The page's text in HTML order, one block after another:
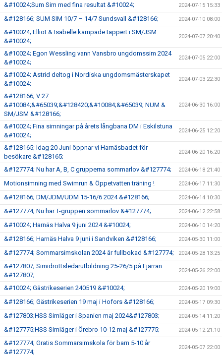
&#10024;Sum Sim med fina resultat &#10024; 2024-07-15 15:33
&#128166; SUM SIM 10/7 – 14/7 Sundsvall &#128166; 2024-07-10 08:00
&#10024; Elliot & Isabelle kämpade tappert i SM/JSM
&#10024;
2024-07-07 20:40
&#10024; Egon Wessling vann Vansbro ungdomssim 2024
&#10024;
2024-07-05 22:00
&#10024; Astrid deltog i Nordiska ungdomsmästerskapet
&#10024;
2024-07-03 22:30
&#128166; V 27
&#10084;&#65039;&#128420;&#10084;&#65039; NUM &
SM/JSM &#128166;
2024-06-30 16:00
&#10024; Fina simningar på årets långbana DM i Eskilstuna
&#10024;
2024-06-25 12:20
&#128165; Idag 20 Juni öppnar vi Harnäsbadet för
besökare &#128165;
2024-06-20 16:20
&#127774; Nu har A, B, C grupperna sommarlov &#127774; 2024-06-18 21:40
Motionsimning med Swimrun & Öppetvatten träning ! 2024-06-17 11:30
&#128166; DM/JDM/UDM 15-16/6 2024 &#128166; 2024-06-14 10:30
&#127774; Nu har T-gruppen sommarlov &#127774; 2024-06-12 22:58
&#10024; Harnäs Halva 9 juni 2024 &#10024; 2024-06-10 14:20
&#128166; Harnäs Halva 9 juni i Sandviken &#128166; 2024-05-30 11:00
&#127774; Sommarsimskolan 2024 är fullbokad &#127774; 2024-05-28 13:25
&#127807; Simidrottsledarutbildning 25-26/5 på Fjärran
&#127807;
2024-05-26 22:00
&#10024; Gästrikeserien 240519 &#10024; 2024-05-20 19:00
&#128166; Gästrikeserien 19 maj i Hofors &#128166; 2024-05-17 09:30
&#127803;HSS Simläger i Spanien maj 2024&#127803; 2024-05-14 11:20
&#127775;HSS Simläger i Örebro 10-12 maj &#127775; 2024-05-12 21:10
&#127774; Gratis Sommarsimskola för barn 5-10 år
&#127774;
2024-05-07 22:00